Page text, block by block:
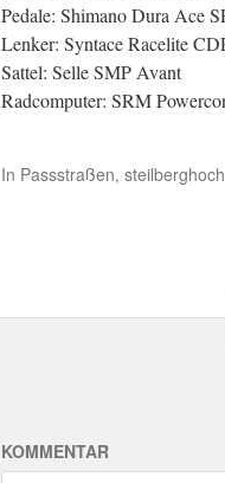
Pedale: Shimano Dura Ace
Lenker: Syntace Racelite
Sattel: Selle SMP Avant
Radcomputer: SRM
In Passstraßen, steilberghoch
KOMMENTAR